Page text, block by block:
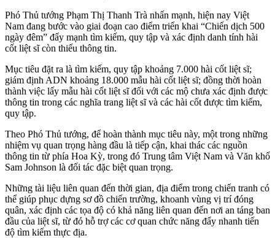
Phó Thủ tướng Phạm Thị Thanh Trà nhấn mạnh, hiện nay Việt
Nam đang bước vào giai đoạn cao điểm triển khai “Chiến dịch 500
ngày đêm” đẩy mạnh tìm kiếm, quy tập và xác định danh tính hài
cốt liệt sĩ còn thiếu thông tin.
Mục tiêu đặt ra là tìm kiếm, quy tập khoảng 7.000 hài cốt liệt sĩ;
giám định ADN khoảng 18.000 mẫu hài cốt liệt sĩ; đồng thời hoàn
thành việc lấy mẫu hài cốt liệt sĩ đối với các mộ chưa xác định được
thông tin trong các nghĩa trang liệt sĩ và các hài cốt được tìm kiếm,
quy tập.
Theo Phó Thủ tướng, để hoàn thành mục tiêu này, một trong những
nhiệm vụ quan trọng hàng đầu là tiếp cận, khai thác các nguồn
thông tin từ phía Hoa Kỳ, trong đó Trung tâm Việt Nam và Văn khố
Sam Johnson là đối tác đặc biệt quan trọng.
Những tài liệu liên quan đến thời gian, địa điểm trong chiến tranh có
thể giúp phục dựng sơ đồ chiến trường, khoanh vùng vị trí đóng
quân, xác định các tọa độ có khả năng liên quan đến nơi an táng ban
đầu của liệt sĩ, từ đó hỗ trợ các cơ quan chức năng đẩy nhanh tiến
độ tìm kiếm thực địa.